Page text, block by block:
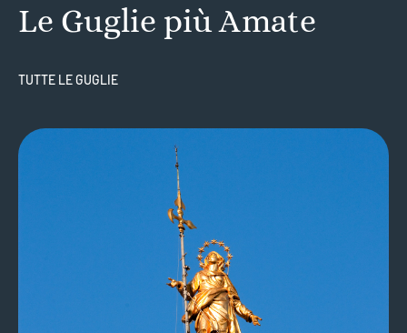
Le Guglie più Amate
TUTTE LE GUGLIE